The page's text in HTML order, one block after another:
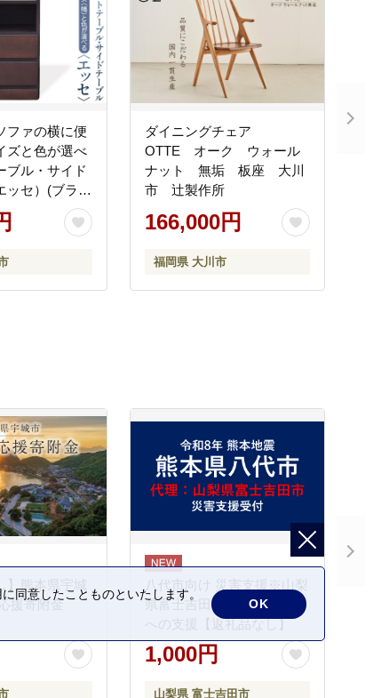
ファの横に便
ズと色が選べ
ブル・サイド
ッセ）(ブラウ
ダイニングチェア
OTTE オーク ウォール
ナット 無垢 板座 大川
市 辻製作所
166,000円
福岡県 大川市
】熊本県宇城
援寄附金
八代市向け 災害支援※山梨
県富士吉田市による八代市
への支援【返礼品なし】
1,000円
山梨県 富士吉田市
同意したことものといたします。
OK